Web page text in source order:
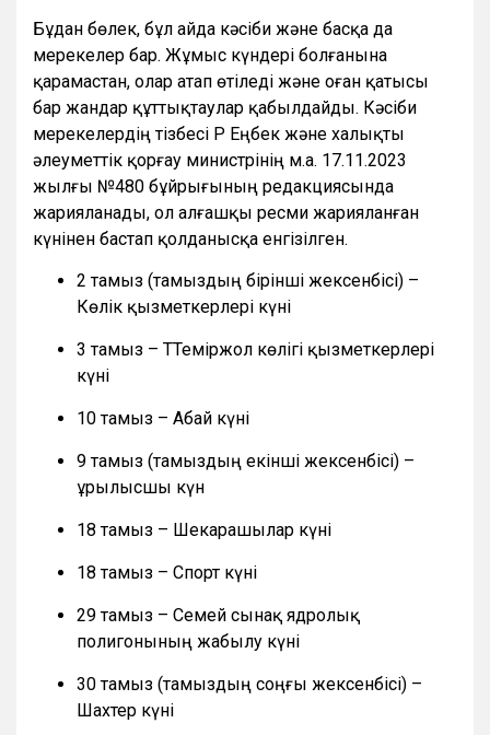
Бұдан бөлек, бұл айда кәсіби және басқа да
мерекелер бар. Жұмыс күндері болғанына
қарамастан, олар атап өтіледі және оған қатысы
бар жандар құттықтаулар қабылдайды. Кәсіби
мерекелердің тізбесі ҚР Еңбек және халықты
әлеуметтік қорғау министрінің м.а. 17.11.2023
жылғы №480 бұйрығының редакциясында
жарияланады, ол алғашқы ресми жарияланған
күнінен бастап қолданысқа енгізілген.
2 тамыз (тамыздың бірінші жексенбісі) –
Көлік қызметкерлері күні
3 тамыз – ТТеміржол көлігі қызметкерлері
күні
10 тамыз – Абай күні
9 тамыз (тамыздың екінші жексенбісі) –
Құрылысшы күн
18 тамыз – Шекарашылар күні
18 тамыз – Спорт күні
29 тамыз – Семей сынақ ядролық
полигонының жабылу күні
30 тамыз (тамыздың соңғы жексенбісі) –
Шахтер күні